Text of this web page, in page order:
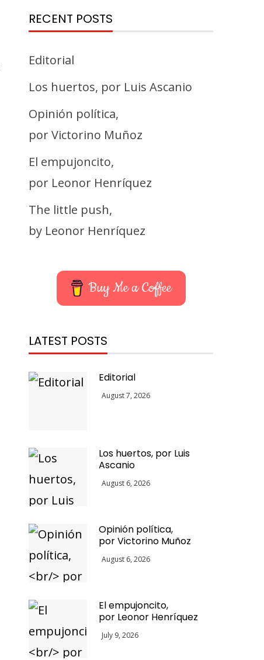
RECENT POSTS
Editorial
Los huertos, por Luis Ascanio
Opinión política,
por Victorino Muñoz
El empujoncito,
por Leonor Henríquez
The little push,
by Leonor Henríquez
Buy Me a Coffee
LATEST POSTS
Editorial
August 7, 2026
Los huertos, por Luis
Ascanio
August 6, 2026
Opinión política,
por Victorino Muñoz
August 6, 2026
El empujoncito,
por Leonor Henríquez
July 9, 2026